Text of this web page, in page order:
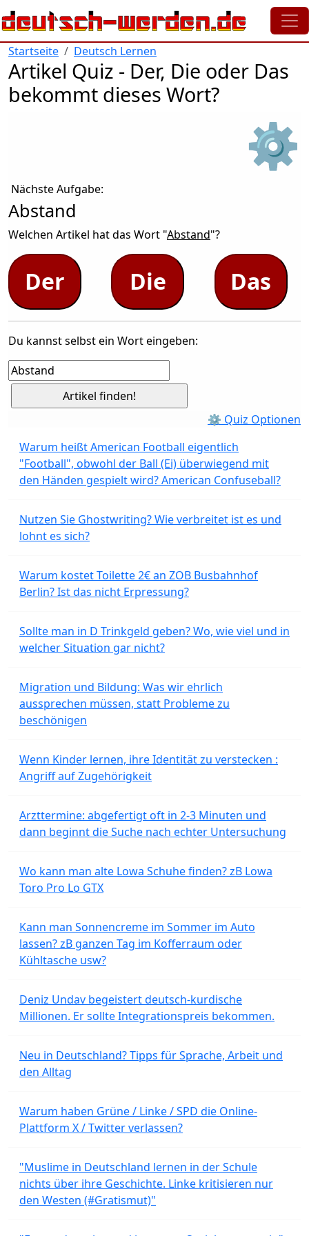
Direkt zum Inhalt
Startseite Deutsch Lernen
Artikel Quiz - Der, Die oder Das
bekommt dieses Wort?
⚙
Nächste Aufgabe:
Abstand
Welchen Artikel hat das Wort "Abstand"?
Der Die Das
Du kannst selbst ein Wort eingeben:
⚙ Quiz Optionen
Warum heißt American Football eigentlich
"Football", obwohl der Ball (Ei) überwiegend mit
den Händen gespielt wird? American Confuseball?
Nutzen Sie Ghostwriting? Wie verbreitet ist es und
lohnt es sich?
Warum kostet Toilette 2€ an ZOB Busbahnhof
Berlin? Ist das nicht Erpressung?
Sollte man in D Trinkgeld geben? Wo, wie viel und in
welcher Situation gar nicht?
Migration und Bildung: Was wir ehrlich
aussprechen müssen, statt Probleme zu
beschönigen
Wenn Kinder lernen, ihre Identität zu verstecken :
Angriff auf Zugehörigkeit
Arzttermine: abgefertigt oft in 2-3 Minuten und
dann beginnt die Suche nach echter Untersuchung
Wo kann man alte Lowa Schuhe finden? zB Lowa
Toro Pro Lo GTX
Kann man Sonnencreme im Sommer im Auto
lassen? zB ganzen Tag im Kofferraum oder
Kühltasche usw?
Deniz Undav begeistert deutsch-kurdische
Millionen. Er sollte Integrationspreis bekommen.
Neu in Deutschland? Tipps für Sprache, Arbeit und
den Alltag
Warum haben Grüne / Linke / SPD die Online-
Plattform X / Twitter verlassen?
"Muslime in Deutschland lernen in der Schule
nichts über ihre Geschichte. Linke kritisieren nur
den Westen (#Gratismut)"